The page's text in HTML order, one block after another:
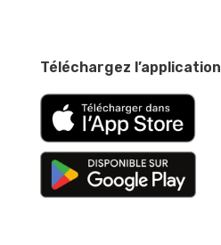
Téléchargez l’application